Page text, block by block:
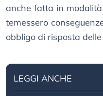
anche fatta in
temessero
obbligo di risposta
LEGGI ANCHE